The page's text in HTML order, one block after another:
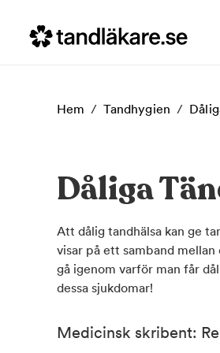
Hem / Tandhygien /
Dåliga
Att dålig tandhälsa kan ge
visar på ett samband
gå igenom varför man får
dessa sjukdomar!
Medicinsk skribent: